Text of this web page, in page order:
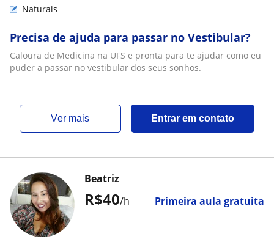
Naturais
Precisa de ajuda para passar no Vestibular?
Caloura de Medicina na UFS e pronta para te ajudar como eu
puder a passar no vestibular dos seus sonhos.
ver mais Entrar em contato
R$40/h Primeira aula gratuita
Beatriz